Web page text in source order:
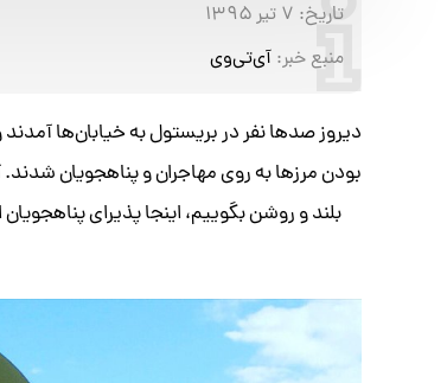
تاریخ: ۷ تیر ۱۳۹۵
منبع خبر: آی‌تی‌وی
دیروز صدها نفر در بریستول به خیابان‌ها آمدند
بودن مرزها به روی مهاجران و پناهجویان
بلند و روشن بگوییم، اینجا پذیرای